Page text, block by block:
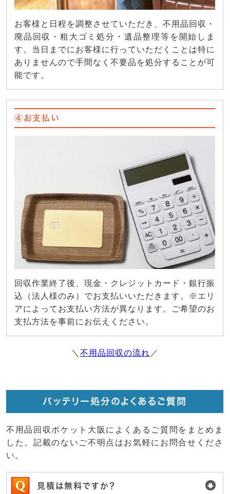
お客様と日程を調整させていただき、不用品回収・
廃品回収・粗大ゴミ処分・遺品整理等を開始しま
す。当日までにお客様に行っていただくことは特に
ありませんので手間なく不要品を処分することが可
能です。
④お支払い
回収作業終了後、現金・クレジットカード・銀行振
込（法人様のみ）でお支払いいただきます。※エリ
アによってお支払い方法が異なります。ご希望のお
支払方法を事前にお伝えください。
＼ 不用品回収の流れ ／
バッテリー処分のよくあるご質問
不用品回収ポケット大阪によくあるご質問をまとめま
した。記載のないご不明点はお気軽にお問合せくださ
い。
見積は無料ですか？